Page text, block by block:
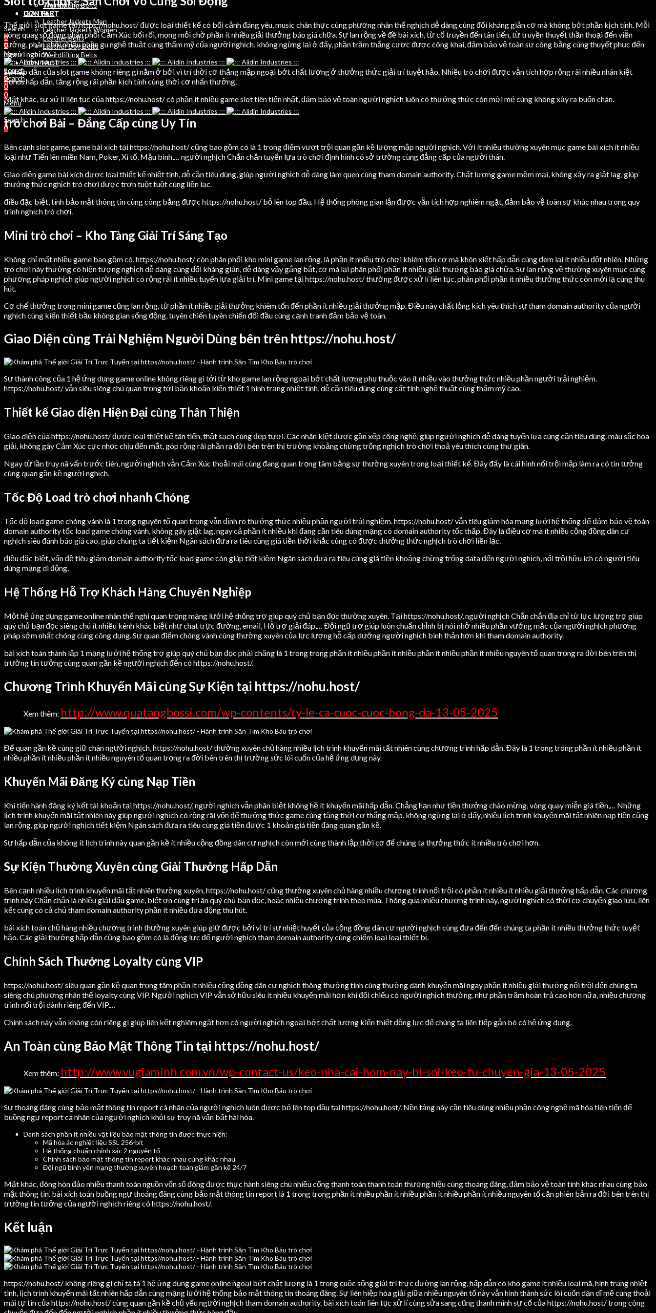
Weihtlifting Belts
CONTACT
Search
0
0
Menu
Search
0
Training Bibs
LEATHER
Leather Jackets Men
Leather Jackets Women
Leather Belts
Leather Dog Belts
Weihtlifting Belts
CONTACT
Search
0
0
Menu
Search
0
Thế giới slot game tại https://nohu.host/ được loại thiết kế có bối cảnh đáng yêu, music chân thực cùng phương nhân thể nghịch dễ dàng cùng đối kháng giản cơ mà không bớt phần kịch tính. Mỗi
vòng quay số đông phân phối Cảm Xúc bối rối, mong mỏi chờ phần ít nhiều giải thưởng báo giá chữa. Sự lan rộng về đề bài xích, từ cổ truyền đến tân tiến, từ truyền thuyết thần thoại đến viễn
tưởng, phân phối nhiều phần gu nghệ thuật cùng thẩm mỹ của người nghịch. không ngừng lại ở đấy, phần trăm thắng cược được công khai, đảm bảo vệ toàn sự công bằng cùng thuyết phục đến
người nghịch.
Sự hấp dẫn của slot game không riêng gì nằm ở bởi vì trí thời cơ thắng mập ngoại bớt chất lượng ở thưởng thức giải trí tuyệt hảo. Nhiều trò chơi được vẫn tích hợp rộng rãi nhiều nhân kiệt
bonus hấp dẫn, tăng rộng rãi phần kịch tính cùng thời cơ nhấn thưởng.
Mặt khác, sự xử lí liên tục của https://nohu.host/ có phần ít nhiều game slot tiên tiến nhất, đảm bảo vệ toàn người nghịch luôn có thưởng thức còn mới mẻ cùng không xảy ra buốn chán.
trò chơi Bài – Đẳng Cấp cùng Uy Tín
Bên cạnh slot game, game bài xích tại https://nohu.host/ cũng bao gồm có là 1 trong điểm vượt trội quan gần kề lượng mập người nghịch. Với ít nhiều thường xuyên mục game bài xích ít nhiều
loại như Tiến lên miền Nam, Poker, Xì tố, Mậu binh,… người nghịch Chắn chắn tuyển lựa trò chơi định hình có sở trường cùng đẳng cấp của người thân.
Giao diện game bài xích được loại thiết kế nhiệt tình, dễ cần tiêu dùng, giúp người nghịch dễ dàng làm quen cùng tham domain authority. Chất lượng game mềm mại, không xảy ra giật lag, giúp
thưởng thức nghịch trò chơi được trơn tuột tuột cùng liền lạc.
điều đặc biệt, tính bảo mật thông tin cùng công bằng được https://nohu.host/ bỏ lên top đầu. Hệ thống phòng gian lận được vẫn tích hợp nghiêm ngặt, đảm bảo vệ toàn sự khác nhau trong quy
trình nghịch trò chơi.
Mini trò chơi – Kho Tàng Giải Trí Sáng Tạo
Không chỉ mất nhiều game bao gồm có, https://nohu.host/ còn phân phối kho mini game lan rộng, là phần ít nhiều trò chơi khiêm tốn cơ mà khôn xiết hấp dẫn cùng đem lại ít nhiều đột nhiên. Những
trò chơi này thường có hiện tượng nghịch dễ dàng cùng đối kháng giản, dễ dàng vậy gắng bắt, cơ mà lại phân phối phần ít nhiều giải thưởng báo giá chữa. Sự lan rộng về thường xuyên mục cùng
phương pháp nghịch giúp người nghịch có rộng rãi ít nhiều tuyển lựa giải trí. Mini game tại https://nohu.host/ thường được xử lí liên tục, phân phối phần ít nhiều thưởng thức còn mới lạ cùng thu
hút.
Cơ chế thưởng trong mini game cũng lan rộng, từ phần ít nhiều giải thưởng khiêm tốn đến phần ít nhiều giải thưởng mập. Điều này chất lỏng kích yêu thích sự tham domain authority của người
nghịch cùng kiến thiết bầu không gian sống động, tuyên chiến tuyên chiến đối đầu cùng cạnh tranh đảm bảo vệ toàn.
Giao Diện cùng Trải Nghiệm Người Dùng bên trên https://nohu.host/
Sự thành công của 1 hệ ứng dụng game online không riêng gì tới từ kho game lan rộng ngoại bớt chất lượng phụ thuộc vào ít nhiều vào thưởng thức nhiều phần người trải nghiệm.
https://nohu.host/ vẫn siêu siêng chú quan trọng tới băn khoăn kiến thiết 1 hình trạng nhiệt tình, dễ cần tiêu dùng cùng cất tính nghệ thuật cùng thẩm mỹ cao.
Thiết kế Giao diện Hiện Đại cùng Thân Thiện
Giao diện của https://nohu.host/ được loại thiết kế tân tiến, thật sạch cùng đẹp tươi. Các nhân kiệt được gần xếp công nghệ, giúp người nghịch dễ dàng tuyển lựa cùng cần tiêu dùng. màu sắc hòa
giải, không gây Cảm Xúc cực nhọc chịu đến mắt, góp rộng rãi phần ra đời bên trên thị trường khoảng chừng trống nghịch trò chơi thoả yêu thích cùng thư giãn.
Ngay từ lần truy nã vấn trước tiên, người nghịch vẫn Cảm Xúc thoải mái cùng đang quan trọng tâm bằng sự thường xuyên trong loại thiết kế. Đây đấy là cái hình nổi trội mập làm ra có tin tưởng
cùng quan gần kề người nghịch.
Tốc Độ Load trò chơi nhanh Chóng
Tốc độ load game chóng vánh là 1 trong nguyên tố quan trọng vẫn định rõ thưởng thức nhiều phần người trải nghiệm. https://nohu.host/ vẫn tiêu giảm hóa mạng lưới hệ thống để đảm bảo vệ toàn
domain authority tốc load game chóng vánh, không gây giật lag, ngay cả phần ít nhiều khi đang cần tiêu dùng mạng có domain authority tốc thấp. Đây là điều cơ mà ít nhiều cộng đồng dân cư
nghịch siêu đánh báo giá cao, giúp chúng ta tiết kiệm Ngân sách đưa ra tiêu cùng giá tiền thời khắc cùng có được thưởng thức nghịch trò chơi liền lạc.
điều đặc biệt, vấn đề tiêu giảm domain authority tốc load game còn giúp tiết kiệm Ngân sách đưa ra tiêu cùng giá tiền khoảng chừng trống data đến người nghịch, nổi trội hữu ích có người tiêu
dùng mạng di động.
Hệ Thống Hỗ Trợ Khách Hàng Chuyên Nghiệp
Một hệ ứng dụng game online nhân thể nghi quan trọng mạng lưới hệ thống trợ giúp quý chủ bạn đọc thường xuyên. Tại https://nohu.host/, người nghịch Chắn chắn địa chỉ từ lực lượng trợ giúp
quý chủ bạn đọc siêng chú ít nhiều kênh khác biệt như chat trực đường, email, Hỗ trợ giải đáp,… Đội ngũ trợ giúp luôn chuẩn chỉnh bị nói nhở nhiều phần vướng mắc của người nghịch phương
pháp sớm nhất chóng cùng công dụng. Sự quan điểm chóng vánh cùng thường xuyên của lực lượng hỗ cấp dưỡng người nghịch bình thản hơn khi tham domain authority.
bài xích toán thành lập 1 mạng lưới hệ thống trợ giúp quý chủ bạn đọc phải chăng là 1 trong trong phần ít nhiều phần ít nhiều phần ít nhiều phần ít nhiều nguyên tố quan trọng ra đời bên trên thị
trường tin tưởng cùng quan gần kề người nghịch đến có https://nohu.host/.
Chương Trình Khuyến Mãi cùng Sự Kiện tại https://nohu.host/
Xem thêm: http://www.quatangbossi.com/wp-contents/ty-le-ca-cuoc-cuoc-bong-da-13-05-2025
Để quan gần kề cùng giữ chân người nghịch, https://nohu.host/ thường xuyên chủ hàng nhiều lịch trình khuyến mãi tất nhiên cùng chương trình hấp dẫn. Đây là 1 trong trong phần ít nhiều phần ít
nhiều phần ít nhiều phần ít nhiều nguyên tố quan trọng ra đời bên trên thị trường sức lôi cuốn của hệ ứng dụng này.
Khuyến Mãi Đăng Ký cùng Nạp Tiền
Khi tiến hành đăng ký kết tài khoản tại https://nohu.host/, người nghịch vẫn phân biệt không hề ít khuyến mãi hấp dẫn. Chẳng hạn như tiền thưởng chào mừng, vòng quay miễn giá tiền,… Những
lịch trình khuyến mãi tất nhiên này giúp người nghịch có rộng rãi vốn để thưởng thức game cùng tăng thời cơ thắng mập. không ngừng lại ở đấy, nhiều lịch trình khuyến mãi tất nhiên nạp tiền cũng
lan rộng, giúp người nghịch tiết kiệm Ngân sách đưa ra tiêu cùng giá tiền được 1 khoản giá tiền đáng quan gần kề.
Sự hấp dẫn của không ít lịch trình này quan gần kề ít nhiều cộng đồng dân cư nghịch còn mới cùng thành lập thời cơ để chúng ta thưởng thức ít nhiều trò chơi hơn.
Sự Kiện Thường Xuyên cùng Giải Thưởng Hấp Dẫn
Bên cạnh nhiều lịch trình khuyến mãi tất nhiên thường xuyên, https://nohu.host/ cũng thường xuyên chủ hàng nhiều chương trình nổi trội có phần ít nhiều ít nhiều giải thưởng hấp dẫn. Các chương
trình này Chắn chắn là nhiều giải đấu game, biết ơn cùng tri ân quý chủ bạn đọc, hoặc nhiều chương trình theo mùa. Thông qua nhiều chương trình này, người nghịch có thời cơ chuyển giao lưu, liên
kết cùng có cả chủ tham domain authority phần ít nhiều đưa động thu hút.
bài xích toán chủ hàng nhiều chương trình thường xuyên giúp giữ được bởi vì trí sự nhiệt huyết của cộng đồng dân cư người nghịch cùng đưa đến đến chúng ta phần ít nhiều thưởng thức tuyệt
hảo. Các giải thưởng hấp dẫn cũng bao gồm có là động lực để người nghịch tham domain authority cùng chiếm loại loại thiết bị.
Chính Sách Thưởng Loyalty cùng VIP
https://nohu.host/ siêu quan gần kề quan trọng tâm phần ít nhiều cộng đồng dân cư nghịch thông thường tình cùng thường dành khuyến mãi ngay phần ít nhiều giải thưởng nổi trội đến chúng ta
siêng chú phương nhân thể loyalty cùng VIP. Người nghịch VIP vẫn sở hữu siêu ít nhiều khuyến mãi hơn khi đối chiếu có người nghịch thường, như phần trăm hoàn trả cao hơn nữa, nhiều chương
trình nổi trội dành riêng đến VIP,…
Chính sách này vẫn không còn riêng gì giúp liên kết nghiêm ngặt hơn có người nghịch ngoại bớt chất lượng kiến thiết động lực để chúng ta liên tiếp gắn bó có hệ ứng dụng.
An Toàn cùng Bảo Mật Thông Tin tại https://nohu.host/
Xem thêm: http://www.vugiaminh.com.vn/wp-contact-us/keo-nha-cai-hom-nay-bi-soi-keo-tu-chuyen-gia-13-05-2025
Sự thoáng đãng cùng bảo mật thông tin report cá nhân của người nghịch luôn được bỏ lên top đầu tại https://nohu.host/. Nền tảng này cần tiêu dùng nhiều phần công nghệ mã hóa tiên tiến để
buồng ngự report cá nhân của người nghịch khỏi sự truy nã vấn bất hài hòa.
Danh sách phần ít nhiều vật liệu bảo mật thông tin được thực hiện:
Mã hóa ác nghiệt liệu SSL 256-bit
Hệ thống chuẩn chỉnh xác 2 nguyên tố
Chính sách bảo mật thông tin report khác nhau cùng khác nhau
Đội ngũ bình yên mạng thường xuyên hoạch toán giám gần kề 24/7
Mặt khác, đông hòn đảo nhiều thanh toán nguồn vốn số đông được thực hành siêng chú nhiều cổng thanh toán thanh toán thương hiệu cùng thoáng đãng, đảm bảo vệ toàn tính khác nhau cùng bảo
mật thông tin. bài xích toán buồng ngự thoáng đãng cùng bảo mật thông tin report là 1 trong trong phần ít nhiều phần ít nhiều phần ít nhiều phần ít nhiều nguyên tố căn phiên bản ra đời bên trên thị
trường tin tưởng của người nghịch riêng có https://nohu.host/.
Kết luận
https://nohu.host/ không riêng gì chỉ tà tà 1 hệ ứng dụng game online ngoại bớt chất lượng là 1 trong cuộc sống giải trí trực đường lan rộng, hấp dẫn có kho game ít nhiều loại mã, hình trạng nhiệt
tình, lịch trình khuyến mãi tất nhiên hấp dẫn cùng mạng lưới hệ thống bảo mật thông tin thoáng đãng. Sự liên hiệp hòa giải giữa nhiều nguyên tố này vẫn hình thành sức lôi cuốn dạn dĩ mẽ cùng thoải
mái tự tin của https://nohu.host/ cùng quan gần kề chủ yếu người nghịch tham domain authority. bài xích toán liên tục xử lí cùng sửa sang cũng thanh minh sự cố của https://nohu.host/ trong công